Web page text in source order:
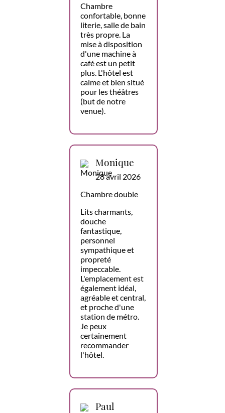
Chambre
confortable, bonne
literie, salle de bain
très propre. La
mise à disposition
d'une machine à
café est un petit
plus. L'hôtel est
calme et bien situé
pour les théâtres
(but de notre
venue).
Monique
28 avril 2026
Chambre double
Lits charmants,
douche
fantastique,
personnel
sympathique et
propreté
impeccable.
L'emplacement est
également idéal,
agréable et central,
et proche d'une
station de métro.
Je peux
certainement
recommander
l'hôtel.
Paul